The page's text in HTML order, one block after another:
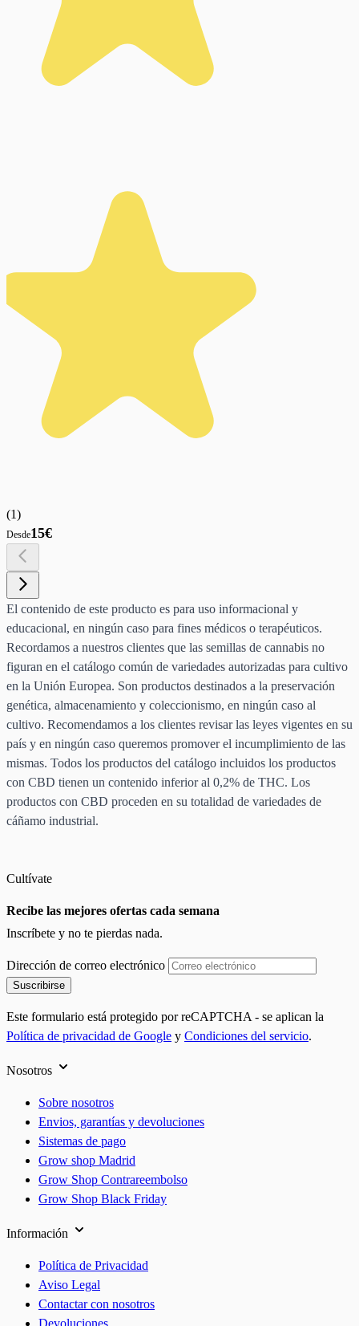
(1)
Desde15€
El contenido de este producto es para uso informacional y
educacional, en ningún caso para fines médicos o terapéuticos.
Recordamos a nuestros clientes que las semillas de cannabis no
figuran en el catálogo común de variedades autorizadas para cultivo
en la Unión Europea. Son productos destinados a la preservación
genética, almacenamiento y coleccionismo, en ningún caso al
cultivo. Recomendamos a los clientes revisar las leyes vigentes en su
país y en ningún caso queremos promover el incumplimiento de las
mismas. Todos los productos del catálogo incluidos los productos
con CBD tienen un contenido inferior al 0,2% de THC. Los
productos con CBD proceden en su totalidad de variedades de
cáñamo industrial.
Cultívate
Recibe las mejores ofertas cada semana
Inscríbete y no te pierdas nada.
Dirección de correo electrónico
Suscribirse
Este formulario está protegido por reCAPTCHA - se aplican la
Política de privacidad de Google y Condiciones del servicio.
Nosotros
Sobre nosotros
Envios, garantías y devoluciones
Sistemas de pago
Grow shop Madrid
Grow Shop Contrareembolso
Grow Shop Black Friday
Información
Política de Privacidad
Aviso Legal
Contactar con nosotros